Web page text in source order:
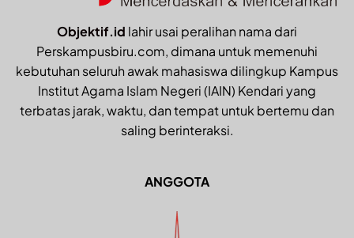
Objektif.id lahir usai peralihan nama dari
Perskampusbiru.com, dimana untuk memenuhi
kebutuhan seluruh awak mahasiswa dilingkup Kampus
Institut Agama Islam Negeri (IAIN) Kendari yang
terbatas jarak, waktu, dan tempat untuk bertemu dan
saling berinteraksi.
ANGGOTA